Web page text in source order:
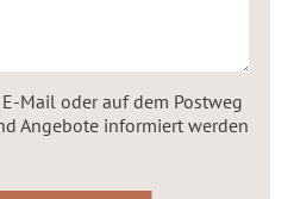
Mail oder auf dem Postweg
Angebote informiert werden